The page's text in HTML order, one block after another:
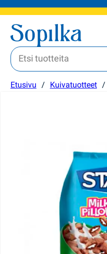
Etusivu / Kuivatuotteet /